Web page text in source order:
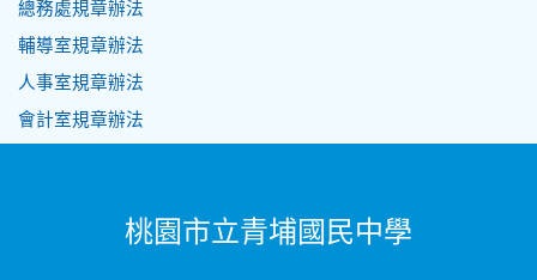
總務處規章辦法
輔導室規章辦法
人事室規章辦法
會計室規章辦法
桃園市立青埔國民中學